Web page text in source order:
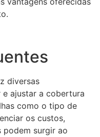
diversas
ajustar a cobertura
como o tipo de
os custos,
podem surgir ao